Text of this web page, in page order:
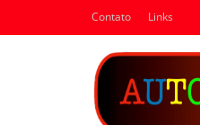
Contato Links